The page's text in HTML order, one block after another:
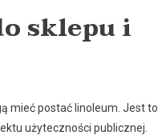
sklepu i
mieć postać linoleum. Jest to
użyteczności publicznej.